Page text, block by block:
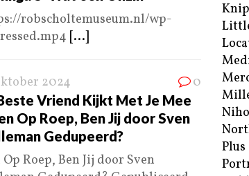
robscholtemuseum.nl/wp-
[...]
2024 0
Vriend Kijkt Met Je Mee
Op Roep, Ben Jij door Sven
Gedupeerd?
Op Roep, Ben Jij door Sven
Plus